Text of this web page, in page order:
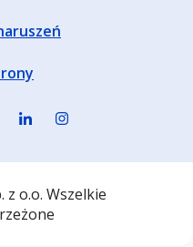
z o.o. Wszelkie